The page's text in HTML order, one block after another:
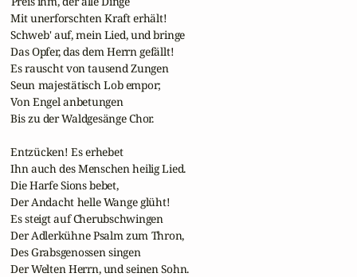
Mit unerforschten Kraft erhält!
Schweb' auf, mein Lied, und bringe
Das Opfer, das dem Herrn gefällt!
Es rauscht von tausend Zungen
Seun majestätisch Lob empor;
Von Engel anbetungen
Bis zu der Waldgesänge Chor.
Entzücken! Es erhebet
Ihn auch des Menschen heilig Lied.
Die Harfe Sions bebet,
Der Andacht helle Wange glüht!
Es steigt auf Cherubschwingen
Der Adlerkühne Psalm zum Thron,
Des Grabsgenossen singen
Der Welten Herrn, und seinen Sohn.